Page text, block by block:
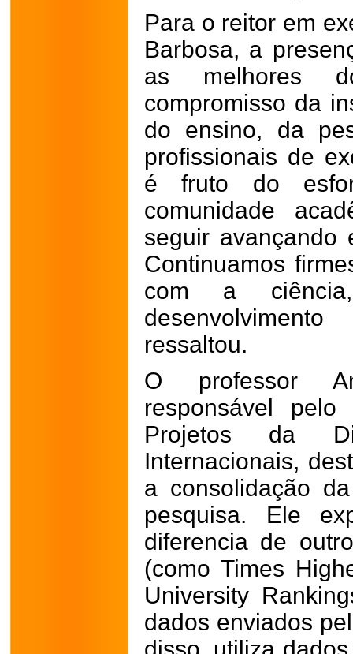
Para o reitor em
Barbosa, a
as melhores
compromisso da
do ensino, da
profissionais de
é fruto do
comunidade
seguir avançando
Continuamos
com a
ressaltou.
O professor
responsável
Projetos da
Internacionais,
a consolidação
pesquisa. Ele
diferencia de
(como Times
University
dados enviados